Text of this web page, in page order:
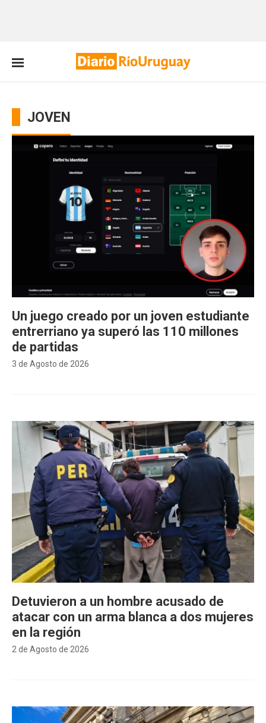
JOVEN
3 de Agosto de 2026
Un juego creado por un joven estudiante
entrerriano ya superó las 110 millones
de partidas
2 de Agosto de 2026
Detuvieron a un hombre acusado de
atacar con un arma blanca a dos mujeres
en la región